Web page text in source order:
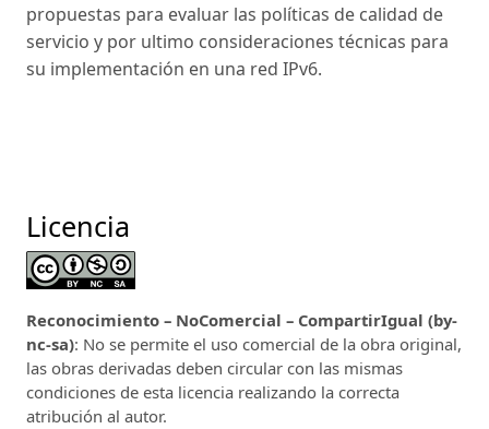
propuestas para evaluar las políticas de calidad de
servicio y por ultimo consideraciones técnicas para
su implementación en una red IPv6.
Licencia
Reconocimiento – NoComercial – CompartirIgual (by-
nc-sa): No se permite el uso comercial de la obra original,
las obras derivadas deben circular con las mismas
condiciones de esta licencia realizando la correcta
atribución al autor.